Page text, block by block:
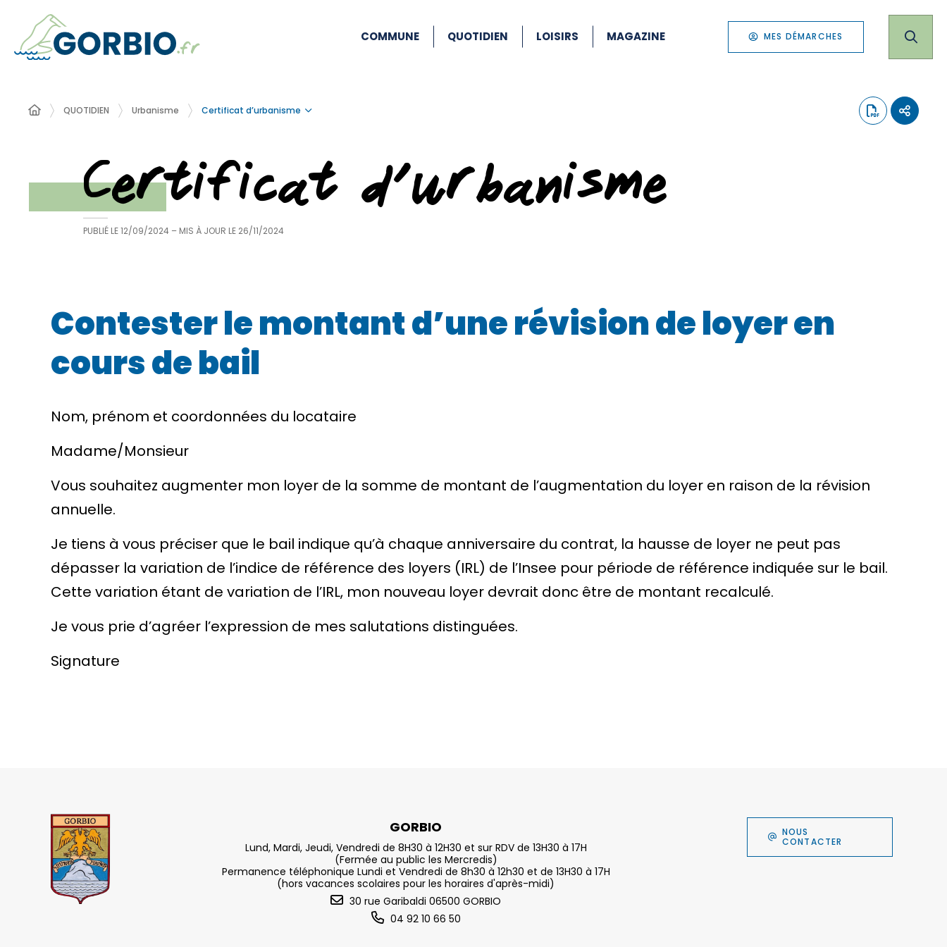
COMMUNE QUOTIDIEN LOISIRS MAGAZINE MES DÉMARCHES
QUOTIDIEN Urbanisme Certificat d’urbanisme
Certificat d’urbanisme
PUBLIÉ LE12/09/2024 – MIS À JOUR LE 26/11/2024
Contester le montant d’une révision de loyer en
cours de bail
Nom, prénom et coordonnées du locataire
Madame/Monsieur
Vous souhaitez augmenter mon loyer de la somme de montant de l’augmentation du loyer en raison de la révision
annuelle.
Je tiens à vous préciser que le bail indique qu’à chaque anniversaire du contrat, la hausse de loyer ne peut pas
dépasser la variation de l’indice de référence des loyers (IRL) de l’Insee pour période de référence indiquée sur le bail.
Cette variation étant de variation de l’IRL, mon nouveau loyer devrait donc être de montant recalculé.
Je vous prie d’agréer l’expression de mes salutations distinguées.
Signature
GORBIO
Lund, Mardi, Jeudi, Vendredi de 8H30 à 12H30 et sur RDV de 13H30 à 17H
(Fermée au public les Mercredis)
Permanence téléphonique Lundi et Vendredi de 8h30 à 12h30 et de 13H30 à 17H
(hors vacances scolaires pour les horaires d'après-midi)
30 rue Garibaldi 06500 GORBIO
04 92 10 66 50
NOUS
CONTACTER